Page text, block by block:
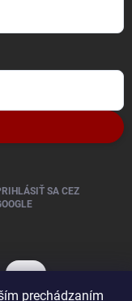
prechádzaním
SA CEZ